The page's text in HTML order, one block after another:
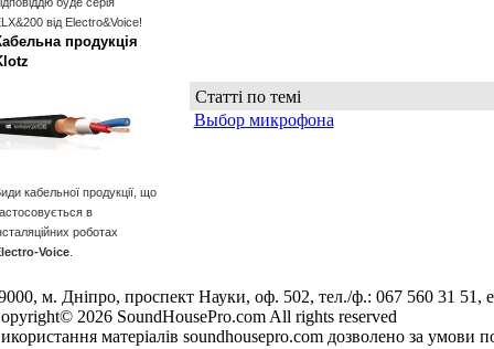
від Electro&Voice!
продукція
кабельної продукції, що
в
роботах
Voice
Статті по темі
Выбор микрофона
м. Дніпро, проспект Науки, оф. 502, тел./ф.: 067 560 31 51,
2026 SoundHousePro.com All rights reserved
матеріалів soundhousepro.com дозволено за умови